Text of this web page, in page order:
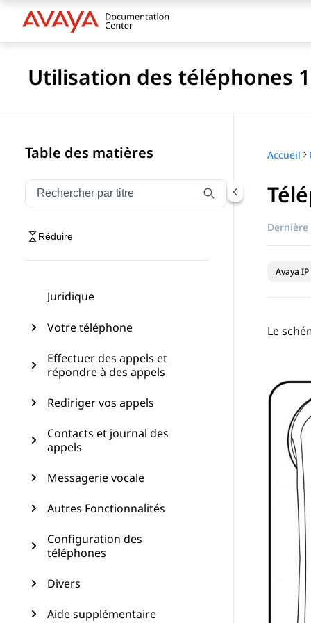
Utilisation des téléphones
Table des matières
Filtrer la navigation par titre
Saisissez pour filtrer les éléments de navigation
Réduire
Juridique
Votre téléphone
Effectuer des appels et
répondre à des appels
Rediriger vos appels
Contacts et journal des
appels
Messagerie vocale
Autres Fonctionnalités
Configuration des
téléphones
Divers
Aide supplémentaire
Accueil
Avaya
Le